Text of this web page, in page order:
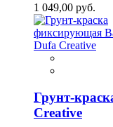
1 049,00 руб.
Грунт-
Creative